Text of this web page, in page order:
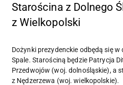
Starościna z Dolnego
z Wielkopolski
Dożynki prezydenckie odbędą się
Spale. Starościną będzie Patrycja
Przedwojów (woj. dolnośląskie), a
z Nędzerzewa (woj. wielkopolskie).